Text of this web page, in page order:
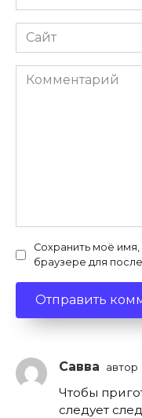
*
Сайт
Комментарий
Сохранить моё
браузере для
Савва автор
Чтобы
следует